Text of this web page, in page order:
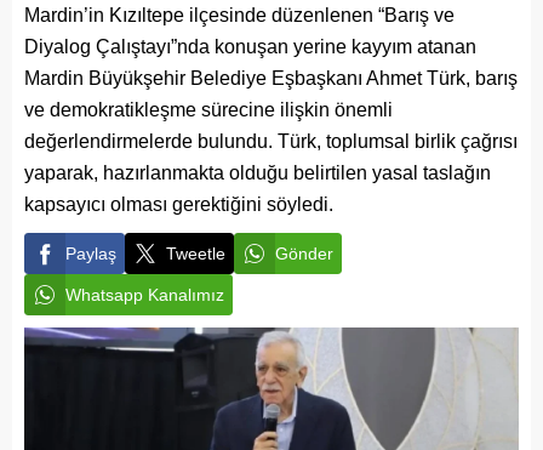
Mardin’in Kızıltepe ilçesinde düzenlenen “Barış ve
Diyalog Çalıştayı”nda konuşan yerine kayyım atanan
Mardin Büyükşehir Belediye Eşbaşkanı Ahmet Türk, barış
ve demokratikleşme sürecine ilişkin önemli
değerlendirmelerde bulundu. Türk, toplumsal birlik çağrısı
yaparak, hazırlanmakta olduğu belirtilen yasal taslağın
kapsayıcı olması gerektiğini söyledi.
Paylaş Tweetle Gönder
Whatsapp Kanalımız